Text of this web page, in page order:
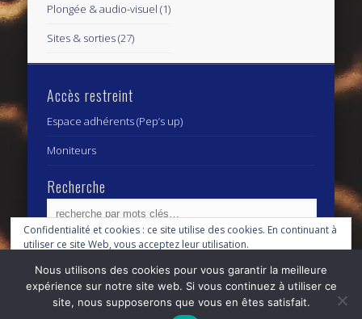
Plongée & audio-visuel (1)
Sites & sorties(27)
Accès restreint
Espace adhérents (Pep’s up)
Moniteurs
Recherche
Archives
Archives
© 2026 Centre Subaquatique Orléanais - club fédéral
Confidentialité et cookies : ce site utilise des cookies. En continuant à
utiliser ce site Web, vous acceptez leur utilisation.
Pour en savoir plus, notamment sur la façon de contrôler les cookies,
consultez :Politique relative aux cookies
Nous utilisons des cookies pour vous garantir la meilleure
expérience sur notre site web. Si vous continuez à utiliser ce
site, nous supposerons que vous en êtes satisfait.